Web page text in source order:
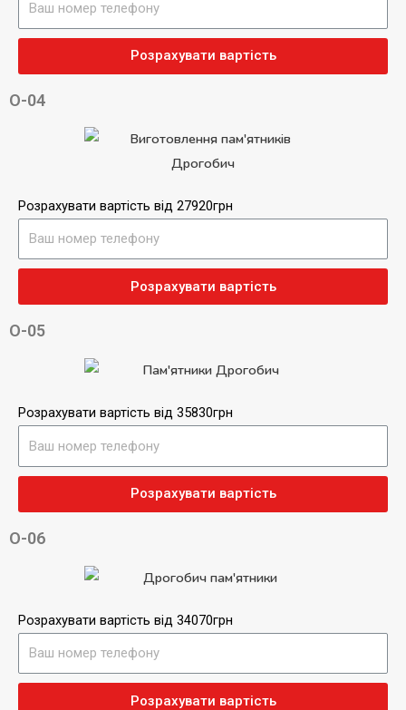
Розрахувати вартість
О-04
Розрахувати вартість від 27920грн
Розрахувати вартість
О-05
Розрахувати вартість від 35830грн
Розрахувати вартість
О-06
Розрахувати вартість від 34070грн
Розрахувати вартість